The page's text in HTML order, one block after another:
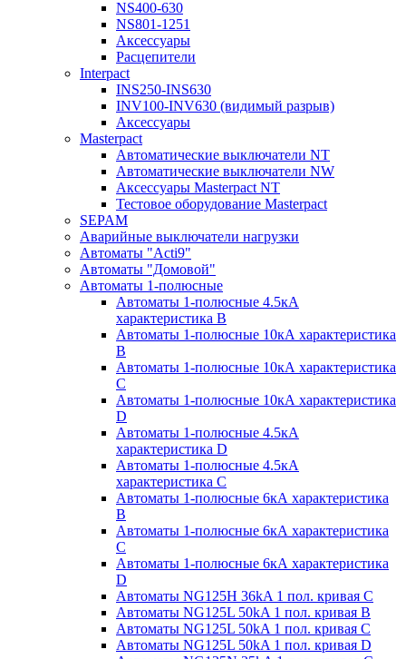
NS400-630
NS801-1251
Аксессуары
Расцепители
Interpact
INS250-INS630
INV100-INV630 (видимый разрыв)
Аксессуары
Masterpact
Автоматические выключатели NT
Автоматические выключатели NW
Аксессуары Masterpact NT
Тестовое оборудование Masterpact
SEPAM
Аварийные выключатели нагрузки
Автоматы "Acti9"
Автоматы "Домовой"
Автоматы 1-полюсные
Автоматы 1-полюсные 4.5кА
характеристика В
Автоматы 1-полюсные 10кА характеристика
B
Автоматы 1-полюсные 10кА характеристика
C
Автоматы 1-полюсные 10кА характеристика
D
Автоматы 1-полюсные 4.5кА
характеристика D
Автоматы 1-полюсные 4.5кА
характеристика С
Автоматы 1-полюсные 6кА характеристика
B
Автоматы 1-полюсные 6кА характеристика
C
Автоматы 1-полюсные 6кА характеристика
D
Автоматы NG125H 36kA 1 пол. кривая C
Автоматы NG125L 50kA 1 пол. кривая B
Автоматы NG125L 50kA 1 пол. кривая C
Автоматы NG125L 50kA 1 пол. кривая D